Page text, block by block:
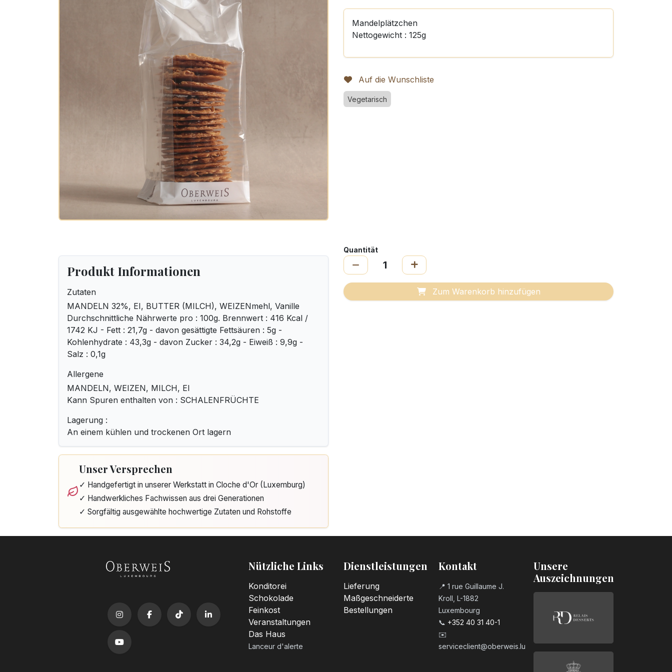
Mandelplätzchen
Nettogewicht : 125g
Auf die Wunschliste
Vegetarisch
Produkt Informationen
Zutaten
MANDELN 32%, EI, BUTTER (MILCH), WEIZENmehl, Vanille
Durchschnittliche Nährwerte pro : 100g. Brennwert : 416 Kcal /
1742 KJ - Fett : 21,7g - davon gesättigte Fettsäuren : 5g -
Kohlenhydrate : 43,3g - davon Zucker : 34,2g - Eiweiß : 9,9g -
Salz : 0,1g
Allergene
MANDELN, WEIZEN, MILCH, EI
Kann Spuren enthalten von : SCHALENFRÜCHTE
Lagerung :
An einem kühlen und trockenen Ort lagern
Unser Versprechen
✓ Handgefertigt in unserer Werkstatt in Cloche d'Or (Luxemburg)
✓ Handwerkliches Fachwissen aus drei Generationen
✓ Sorgfältig ausgewählte hochwertige Zutaten und Rohstoffe
Quantität
Zum Warenkorb hinzufügen
Nützliche Links
Konditorei
Schokolade
Feinkost
Veranstaltungen
Das Haus
Lanceur d'alerte
Dienstleistungen
Lieferung
Maßgeschneiderte
Bestellungen
Kontakt
📍 1 rue Guillaume J.
Kroll, L-1882
Luxembourg
📞 +352 40 31 40-1
✉️
serviceclient@oberweis.lu
Unsere
Auszeichnungen